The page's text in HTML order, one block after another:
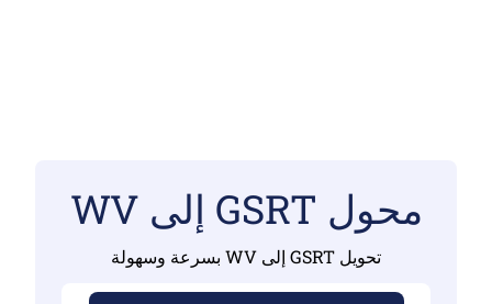
محول GSRT إلى WV
تحويل GSRT إلى WV بسرعة وسهولة